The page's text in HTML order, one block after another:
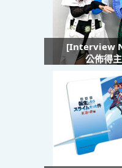
[Interview
公佈得